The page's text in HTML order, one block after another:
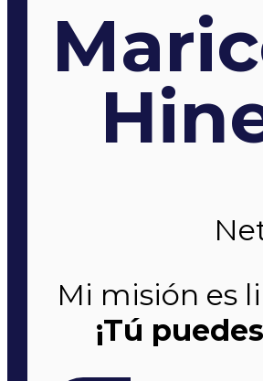
Mi misión es
¡Tú